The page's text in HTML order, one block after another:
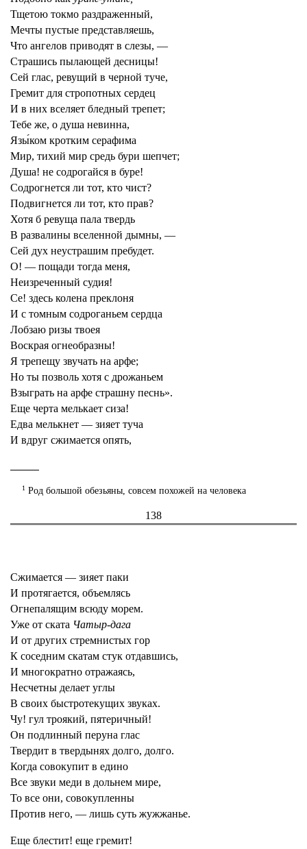
Тщетою токмо раздраженный,
Мечты пустые представляешь,
Что ангелов приводят в слезы, —
Страшись пылающей десницы!
Сей глас, ревущий в черной туче,
Гремит для стропотных сердец
И в них вселяет бледный трепет;
Тебе же, о душа невинна,
Язы́ком кротким серафима
Мир, тихий мир средь бури шепчет;
Душа! не содрогайся в буре!
Содрогнется ли тот, кто чист?
Подвигнется ли тот, кто прав?
Хотя б ревуща пала твердь
В развалины вселенной дымны, —
Сей дух неустрашим пребудет.
О! — пощади тогда меня,
Неизреченный судия!
Се! здесь колена преклоня
И с томным содроганьем сердца
Лобзаю ризы твоея
Воскрая огнеобразны!
Я трепещу звучать на арфе;
Но ты позволь хотя с дрожаньем
Взыграть на арфе страшну песнь».
Еще черта мелькает сиза!
Едва мелькнет — зияет туча
И вдруг сжимается опять,
1Род большой обезьяны, совсем похожей на человека
138
Сжимается — зияет паки
И протягается, объемлясь
Огнепалящим всюду морем.
Уже от ската Чатыр-дага
И от других стремнистых гор
К соседним скатам стук отдавшись,
И многократно отражаясь,
Несчетны делает углы
В своих быстротекущих звуках.
Чу! гул троякий, пятеричный!
Он подлинный перуна глас
Твердит в твердынях долго, долго.
Когда совокупит в едино
Все звуки меди в дольнем мире,
То все они, совокупленны
Против него, — лишь суть жужжанье.
Еще блестит! еще гремит!